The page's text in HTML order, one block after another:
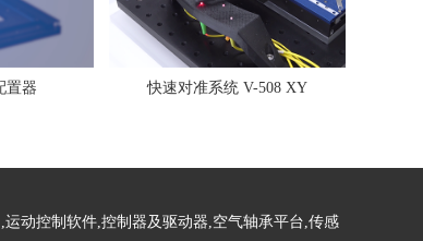
置器 快速对准系统 V-508 XY
动控制软件,控制器及驱动器,空气轴承平台,传感